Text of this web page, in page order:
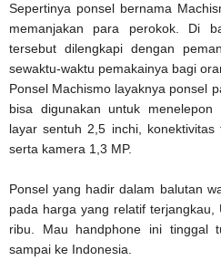
Sepertinya ponsel bernama
memanjakan para perokok. Di
tersebut dilengkapi dengan
sewaktu-waktu pemakainya bagi
Ponsel Machismo layaknya ponsel
bisa digunakan untuk
layar sentuh 2,5 inchi, konektivitas
serta kamera 1,3 MP.
Ponsel yang hadir dalam balutan
pada harga yang relatif
ribu. Mau handphone ini tinggal
sampai ke Indonesia.